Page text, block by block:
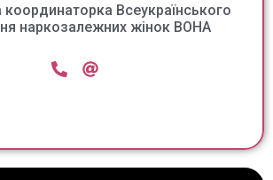
координаторка Всеукраїнського
наркозалежних жінок ВОНА